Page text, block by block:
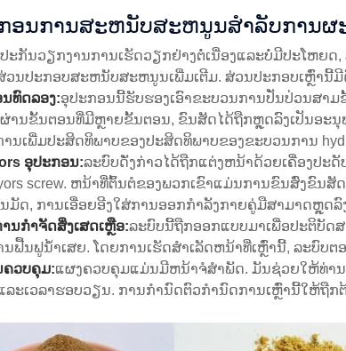
ອນການສະຫນັບສະຫນູນສໍາລັບການຜ
ະກັນວຽກງານການເຮັດວຽກຢ່າງຕໍ່ເນື່ອງແລະບໍ່ມີປະໂຫຍດ,
ນປະກອບສະຫນັບສະຫນູນເພີ່ມເຕີມ. ສ່ວນປະກອບເຫຼົ່ານີ້ມີ
ທົດລອງ:ອຸປະກອນນີ້ຮັບຮອງເອົາຂະບວນການປັ່ນປ່ວນສາ
ານຂັ້ນຕອນທີ່ມີຫຼາຍຂັ້ນຕອນ, ຂົນສັດໄດ້ຖືກຫຼຸດລົງເປັນອະ
ນເພີ່ມປະສິດທິພາບຂອງປະສິດທິພາບຂອງຂະບວນການ
ອຸປະກອນ:ລະບົບດັ່ງກ່າວໄດ້ຖືກແຕ່ງຫນ້າດ້ວຍເຄື່ອງປະ
screw. ຫນ້າທີ່ຕົ້ນຕໍຂອງພວກເຂົາແມ່ນການຂົນສົ່ງຂົ
ມັດ, ການເອື່ອຍອີງໃສ່ການອອກກໍາລັງກາຍຄູ່ມືສາມາດຫຼຸດ
ນກໍາຈັດສິ່ງເສດເຫຼືອ:ລະບົບນີ້ຖືກອອກແບບມາເພື່ອປະຕິບັດ
ຟື້ນຟູນ້ໍາເສຍ. ໂດຍການເຮັດສໍາເລັດຫນ້າທີ່ເຫຼົ່ານີ້, ລະບົບ
ຄວບຄຸມ:ແຜງຄວບຄຸມແມ່ນມີຫນ້າຈໍສໍາພັດ. ມັນຊ່ວຍໃຫ້ທ່າ
ະເວລາຮອບວຽນ. ການກໍານົດຕົວກໍານົດການເຫຼົ່ານີ້ໃຫ້ຖືກ